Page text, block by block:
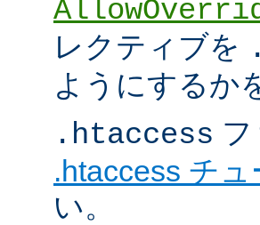
レクティブを
ようにするか
.htaccess
.htaccess チ
い。